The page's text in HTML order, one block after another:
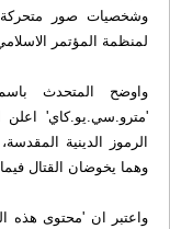
وشخصيات صور متحركة.
لمنظمة المؤتمر
واوضح المتحدث
'مترو.سي.يو.كاي' اعلن
الرموز الدينية
وهما يخوضان القتال
واعتبر ان 'محتوى هذه